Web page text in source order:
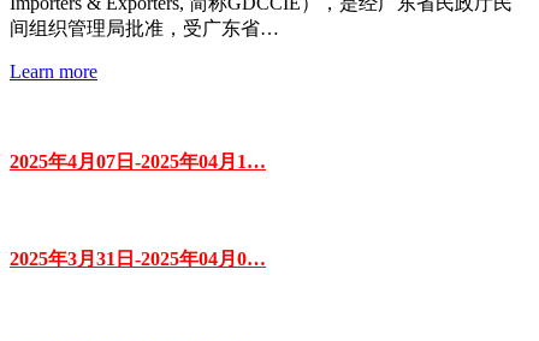
间组织管理局批准，受广东省…
Learn more
2025年4月07日-2025年04月1…
2025年3月31日-2025年04月0…